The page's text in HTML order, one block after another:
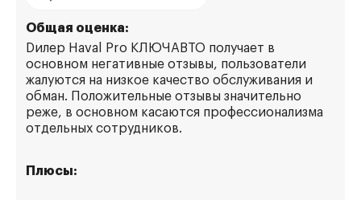
Общая оценка:
Dилер Haval Pro КЛЮЧАВТО получает в
основном негативные отзывы, пользователи
жалуются на низкое качество обслуживания и
обман. Положительные отзывы значительно
реже, в основном касаются профессионализма
отдельных сотрудников.
Плюсы: